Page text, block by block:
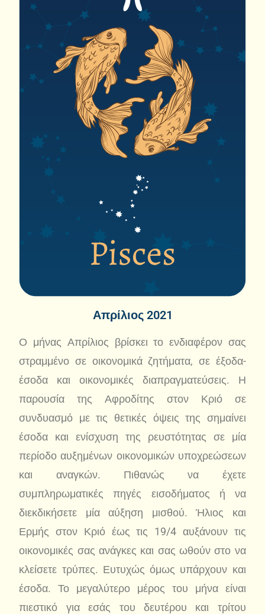
Απρίλιος 2021
Ο μήνας Απρίλιος βρίσκει το ενδιαφέρον σας
στραμμένο σε οικονομικά ζητήματα, σε έξοδα-
έσοδα και οικονομικές διαπραγματεύσεις. Η
παρουσία της Αφροδίτης στον Κριό σε
συνδυασμό με τις θετικές όψεις της σημαίνει
έσοδα και ενίσχυση της ρευστότητας σε μία
περίοδο αυξημένων οικονομικών υποχρεώσεων
και αναγκών. Πιθανώς να έχετε
συμπληρωματικές πηγές εισοδήματος ή να
διεκδικήσετε μία αύξηση μισθού. Ήλιος και
Ερμής στον Κριό έως τις 19/4 αυξάνουν τις
οικονομικές σας ανάγκες και σας ωθούν στο να
κλείσετε τρύπες. Ευτυχώς όμως υπάρχουν και
έσοδα. Το μεγαλύτερο μέρος του μήνα είναι
πιεστικό για εσάς του δευτέρου και τρίτου